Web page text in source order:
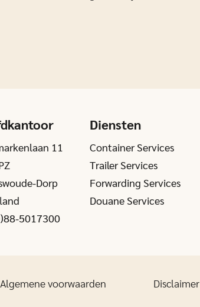
11
Dorp
5017300
Diensten
Container Services
Trailer Services
Forwarding Services
Douane Services
Algemene voorwaarden Disclaimer